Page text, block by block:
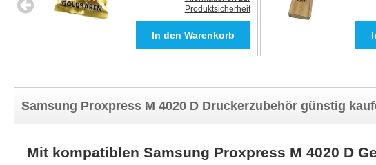
Produktsicherheit
Samsung Proxpress M 4020 D Druckerzubehör günstig
Mit kompatiblen Samsung Proxpress M 4020 D